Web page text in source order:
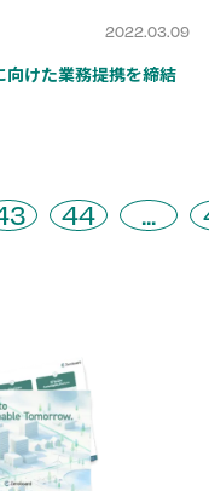
2022.03.09
けた業務提携を締結
44 ...